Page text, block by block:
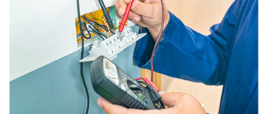
Annonsera
Läs E-tidningen
Om tidningen
Personuppgifter